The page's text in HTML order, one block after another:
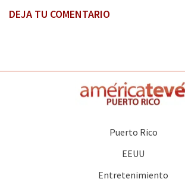
DEJA TU COMENTARIO
Puerto Rico
EEUU
Entretenimiento